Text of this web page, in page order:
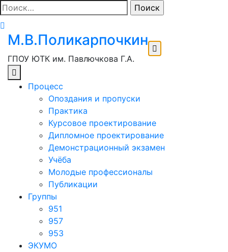
Перейти
к
содержимому
Найти:
М.В.Поликарпочкин
ГПОУ ЮТК им. Павлючкова Г.А.
Процесс
Опоздания и пропуски
Практика
Курсовое проектирование
Дипломное проектирование
Демонстрационный экзамен
Учёба
Молодые профессионалы
Публикации
Группы
951
957
953
ЭКУМО